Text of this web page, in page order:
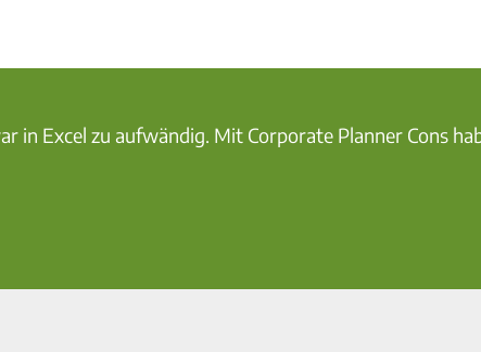
in Excel zu aufwändig. Mit Corporate Planner Cons